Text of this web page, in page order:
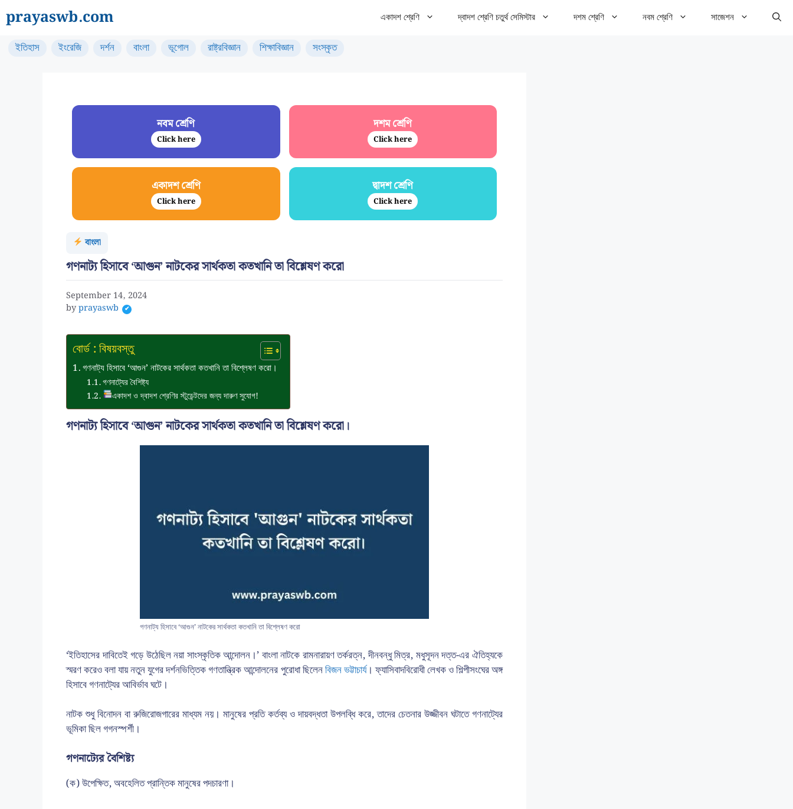
to
content
prayaswb.com একাদশ শ্রেণি দ্বাদশ শ্রেণি চতুর্থ সেমিস্টার দশম শ্রেণি নবম শ্রেণি সাজেশন
ইতিহাস ইংরেজি দর্শন বাংলা ভূগোল রাষ্ট্রবিজ্ঞান শিক্ষাবিজ্ঞান সংস্কৃত
নবম শ্রেণি
Click here
দশম শ্রেণি
Click here
একাদশ শ্রেণি
Click here
দ্বাদশ শ্রেণি
Click here
বাংলা
গণনাট্য হিসাবে ‘আগুন’ নাটকের সার্থকতা কতখানি তা বিশ্লেষণ করো
September 14, 2024
byprayaswb
বোর্ড : বিষয়বস্তু
গণনাট্য হিসাবে ‘আগুন’ নাটকের সার্থকতা কতখানি তা বিশ্লেষণ করো।
গণনাট্যের বৈশিষ্ট্য
একাদশ ও দ্বাদশ শ্রেণির স্টুডেন্টদের জন্য দারুণ সুযোগ!
গণনাট্য হিসাবে ‘আগুন’ নাটকের সার্থকতা কতখানি তা বিশ্লেষণ করো।
গণনাট্য হিসাবে ‘আগুন’ নাটকের সার্থকতা কতখানি তা বিশ্লেষণ করো
‘ইতিহাসের দাবিতেই গড়ে উঠেছিল নয়া সাংস্কৃতিক আন্দোলন।’ বাংলা নাটকে রামনারায়ণ তর্করত্ন, দীনবন্ধু মিত্র, মধুসূদন দত্ত-এর ঐতিহ্যকে
স্মরণ করেও বলা যায় নতুন যুগের দর্শনভিত্তিক গণতান্ত্রিক আন্দোলনের পুরোধা ছিলেনবিজন ভট্টাচার্য। ফ্যাসিবাদবিরোধী লেখক ও শিল্পীসংঘের অঙ্গ
হিসাবে গণনাট্যের আবির্ভাব ঘটে।
নাটক শুধু বিনোদন বা রুজিরোজগারের মাধ্যম নয়। মানুষের প্রতি কর্তব্য ও দায়বদ্ধতা উপলব্ধি করে, তাদের চেতনার উজ্জীবন ঘটাতে গণনাট্যের
ভূমিকা ছিল গগনস্পর্শী।
গণনাট্যের বৈশিষ্ট্য
(ক) উপেক্ষিত, অবহেলিত প্রান্তিক মানুষের পদচারণা।